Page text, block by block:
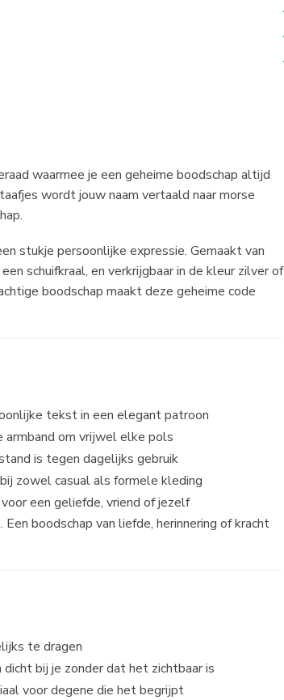
waarmee je een geheime boodschap altijd
wordt jouw naam vertaald naar morse
stukje persoonlijke expressie. Gemaakt van
schuifkraal, en verkrijgbaar in de kleur zilver of
boodschap maakt deze geheime code
tekst in een elegant patroon
armband om vrijwel elke pols
is tegen dagelijks gebruik
zowel casual als formele kleding
een geliefde, vriend of jezelf
boodschap van liefde, herinnering of kracht
te dragen
dicht bij je zonder dat het zichtbaar is
voor degene die het begrijpt